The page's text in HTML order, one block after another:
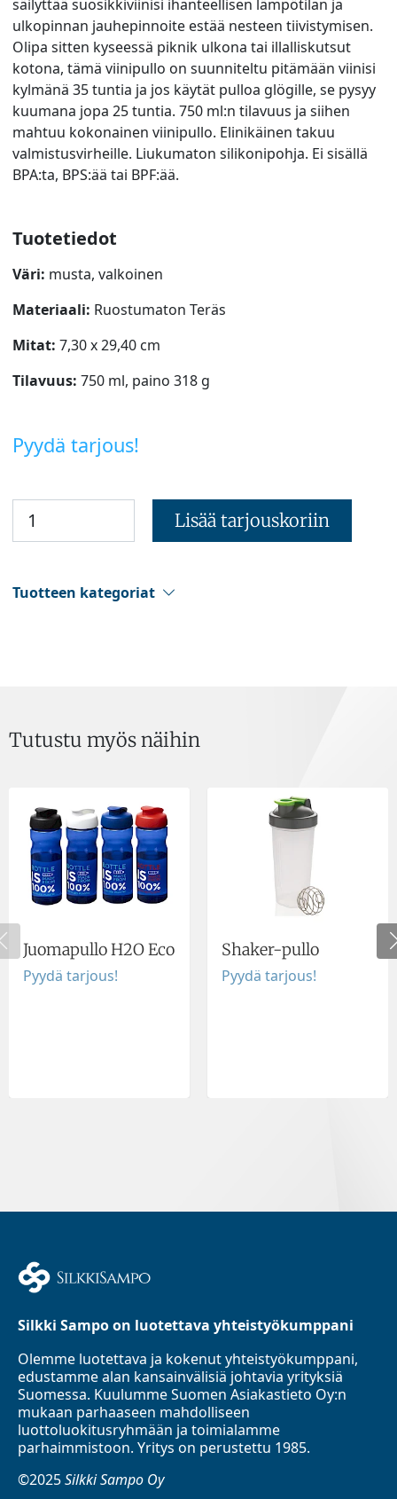
säilyttää suosikkiviinisi ihanteellisen lämpötilan ja
ulkopinnan jauhepinnoite estää nesteen tiivistymisen.
Olipa sitten kyseessä piknik ulkona tai illalliskutsut
kotona, tämä viinipullo on suunniteltu pitämään viinisi
kylmänä 35 tuntia ja jos käytät pulloa glögille, se pysyy
kuumana jopa 25 tuntia. 750 ml:n tilavuus ja siihen
mahtuu kokonainen viinipullo. Elinikäinen takuu
valmistusvirheille. Liukumaton silikonipohja. Ei sisällä
BPA:ta, BPS:ää tai BPF:ää.
Tuotetiedot
Väri: musta, valkoinen
Materiaali: Ruostumaton Teräs
Mitat: 7,30 x 29,40 cm
Tilavuus: 750 ml, paino 318 g
Pyydä tarjous!
Lisää tarjouskoriin
Tuotteen kategoriat
Tutustu myös näihin
Juomapullo H2O Eco
Pyydä tarjous!
Shaker-pullo
Pyydä tarjous!
Silkki Sampo on luotettava yhteistyökumppani
Olemme luotettava ja kokenut yhteistyökumppani,
edustamme alan kansainvälisiä johtavia yrityksiä
Suomessa. Kuulumme Suomen Asiakastieto Oy:n
mukaan parhaaseen mahdolliseen
luottoluokitusryhmään ja toimialamme
parhaimmistoon. Yritys on perustettu 1985.
©2025Silkki Sampo Oy